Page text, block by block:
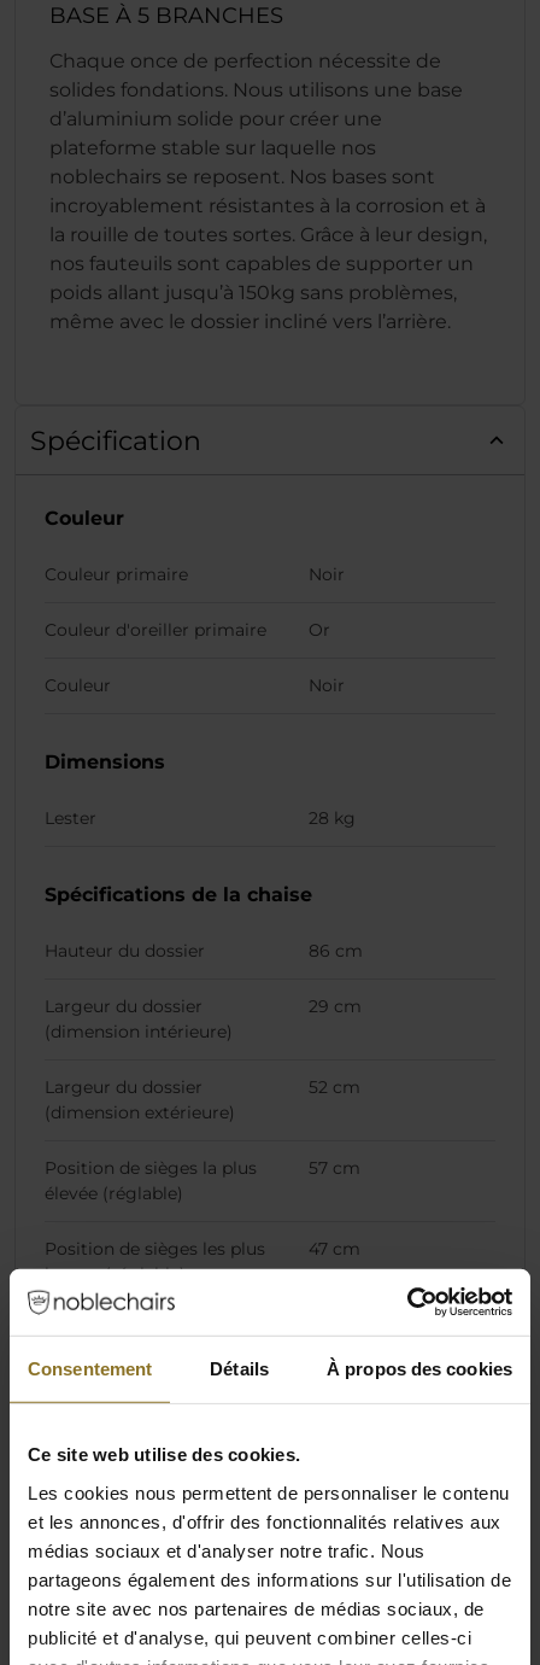
Consentement Détails À propos des cookies
Ce site web utilise des cookies.
Les cookies nous permettent de personnaliser le contenu
et les annonces, d'offrir des fonctionnalités relatives aux
médias sociaux et d'analyser notre trafic. Nous
partageons également des informations sur l'utilisation de
notre site avec nos partenaires de médias sociaux, de
publicité et d'analyse, qui peuvent combiner celles-ci
BASE À 5 BRANCHES
Chaque once de perfection nécessite de
solides fondations. Nous utilisons une base
d’aluminium solide pour créer une
plateforme stable sur laquelle nos
noblechairs se reposent. Nos bases sont
incroyablement résistantes à la corrosion et à
la rouille de toutes sortes. Grâce à leur design,
nos fauteuils sont capables de supporter un
poids allant jusqu’à 150kg sans problèmes,
même avec le dossier incliné vers l’arrière.
Spécification
Couleur
Couleur primaire Noir
Couleur d'oreiller primaire Or
Couleur Noir
Dimensions
Lester 28 kg
Spécifications de la chaise
Hauteur du dossier 86 cm
Largeur du dossier
(dimension intérieure)
29 cm
Largeur du dossier
(dimension extérieure)
52 cm
Position de sièges la plus
élevée (réglable)
57 cm
Position de sièges les plus
basses (réglable)
47 cm
Profondeur de siège 49 cm
Largeur du siège (dimension
intérieure)
Largeur du siège (dimension
extérieure)
52 cm
min. Hauteur totale 128 cm